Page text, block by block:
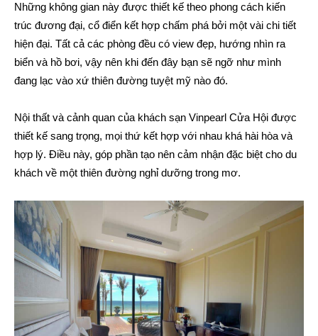
Những không gian này được thiết kế theo phong cách kiến
trúc đương đại, cổ điển kết hợp chấm phá bởi một vài chi tiết
hiện đại. Tất cả các phòng đều có view đẹp, hướng nhìn ra
biển và hồ bơi, vậy nên khi đến đây bạn sẽ ngỡ như mình
đang lạc vào xứ thiên đường tuyệt mỹ nào đó.
Nội thất và cảnh quan của khách sạn Vinpearl Cửa Hội được
thiết kế sang trọng, mọi thứ kết hợp với nhau khá hài hòa và
hợp lý. Điều này, góp phần tạo nên cảm nhận đặc biệt cho du
khách về một thiên đường nghỉ dưỡng trong mơ.